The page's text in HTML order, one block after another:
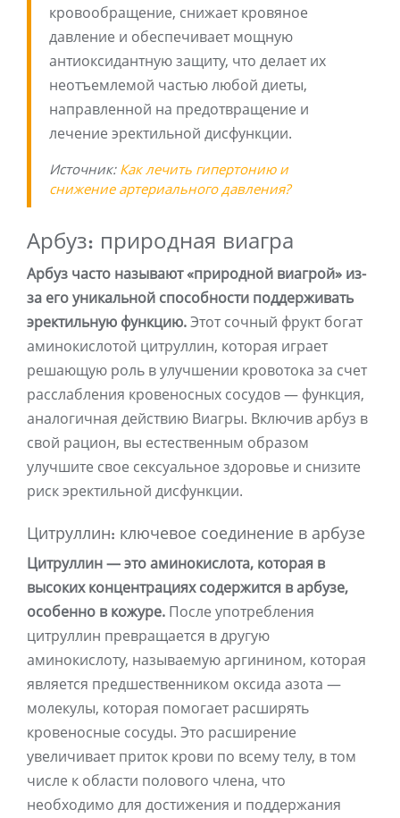
кровообращение, снижает кровяное
давление и обеспечивает мощную
антиоксидантную защиту, что делает их
неотъемлемой частью любой диеты,
направленной на предотвращение и
лечение эректильной дисфункции.
Источник: Как лечить гипертонию и
снижение артериального давления?
Арбуз: природная виагра
Арбуз часто называют «природной виагрой» из-
за его уникальной способности поддерживать
эректильную функцию.Этот сочный фрукт богат
аминокислотой цитруллин, которая играет
решающую роль в улучшении кровотока за счет
расслабления кровеносных сосудов — функция,
аналогичная действию Виагры. Включив арбуз в
свой рацион, вы естественным образом
улучшите свое сексуальное здоровье и снизите
риск эректильной дисфункции.
Цитруллин: ключевое соединение в арбузе
Цитруллин — это аминокислота, которая в
высоких концентрациях содержится в арбузе,
особенно в кожуре. После употребления
цитруллин превращается в другую
аминокислоту, называемую аргинином, которая
является предшественником оксида азота —
молекулы, которая помогает расширять
кровеносные сосуды. Это расширение
увеличивает приток крови по всему телу, в том
числе к области полового члена, что
необходимо для достижения и поддержания